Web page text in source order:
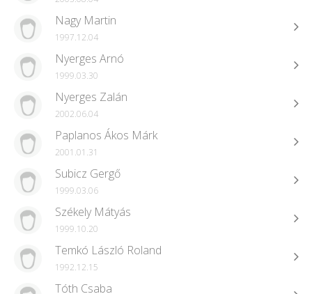
Nagy Martin
1997.12.04
Nyerges Arnó
1999.03.30
Nyerges Zalán
2002.06.04
Paplanos Ákos Márk
2001.01.31
Subicz Gergő
1999.03.06
Székely Mátyás
1999.10.20
Temkó László Roland
1992.12.15
Tóth Csaba